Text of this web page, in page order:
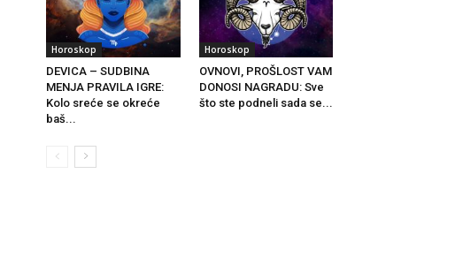
Horoskop
DEVICA – SUDBINA
MENJA PRAVILA IGRE:
Kolo sreće se okreće
baš...
Horoskop
OVNOVI, PROŠLOST VAM
DONOSI NAGRADU: Sve
što ste podneli sada se...